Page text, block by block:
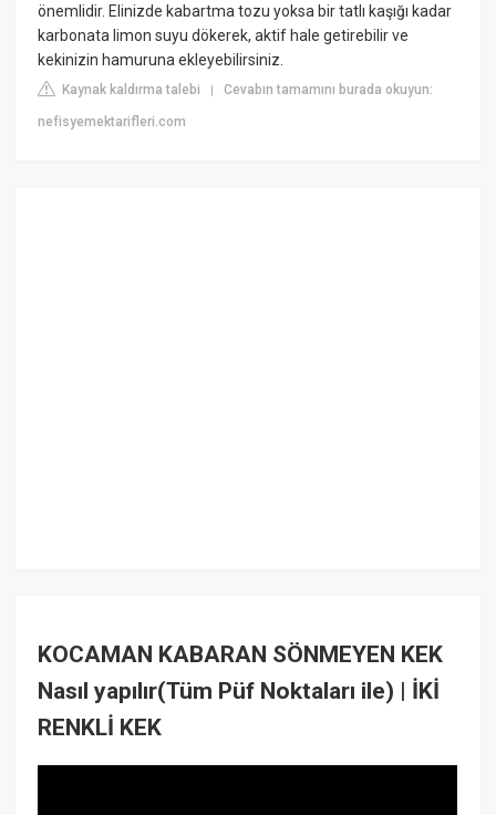
önemlidir. Elinizde kabartma tozu yoksa bir tatlı kaşığı kadar
karbonata limon suyu dökerek, aktif hale getirebilir ve
kekinizin hamuruna ekleyebilirsiniz.
Kaynak kaldırma talebi |Cevabın tamamını burada okuyun:
nefisyemektarifleri.com
KOCAMAN KABARAN SÖNMEYEN KEK
Nasıl yapılır(Tüm Püf Noktaları ile) | İKİ
RENKLİ KEK